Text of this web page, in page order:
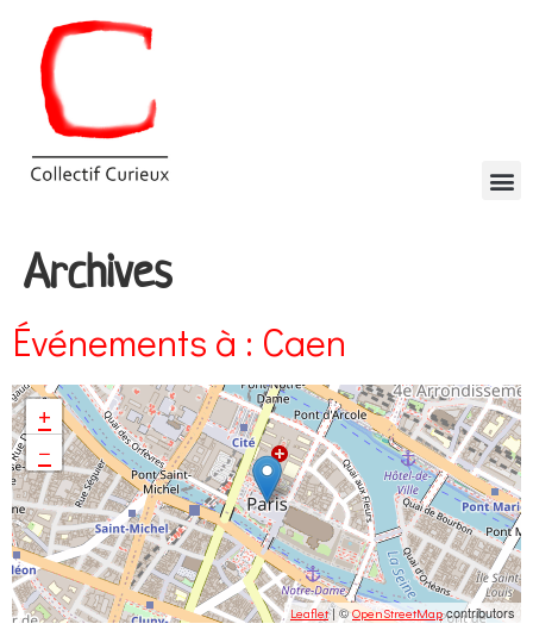
Archives
Événements à : Caen
+
−
Leaflet| ©OpenStreetMapcontributors